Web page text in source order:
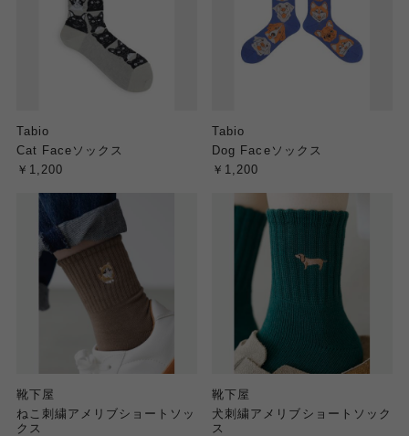
Tabio
Cat Faceソックス
￥1,200
Tabio
Dog Faceソックス
￥1,200
靴下屋
ねこ刺繍アメリブショートソッ
クス
靴下屋
犬刺繍アメリブショートソック
ス